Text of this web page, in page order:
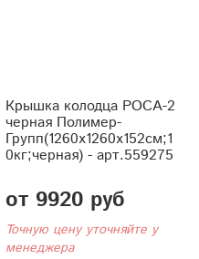
Крышка колодца РОСА-2
черная Полимер-
Групп(1260x1260x152см;1
0кг;черная) - арт.559275
от 9920 руб
Точную цену уточняйте у
менеджера